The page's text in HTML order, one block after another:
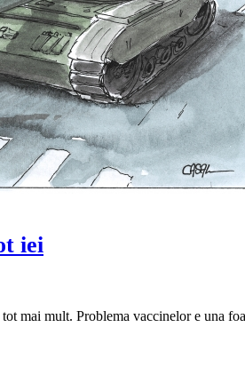
iei
mai mult. Problema vaccinelor e una